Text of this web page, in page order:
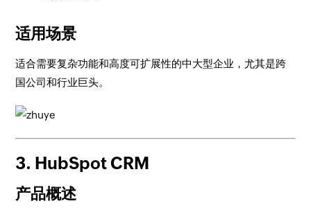
适用场景
适合需要复杂功能和高度可扩展性的中大型企业，尤其是跨
国公司和行业巨头。
3. HubSpot CRM
产品概述